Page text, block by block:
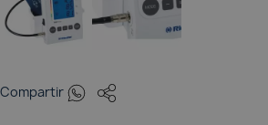
Compartir